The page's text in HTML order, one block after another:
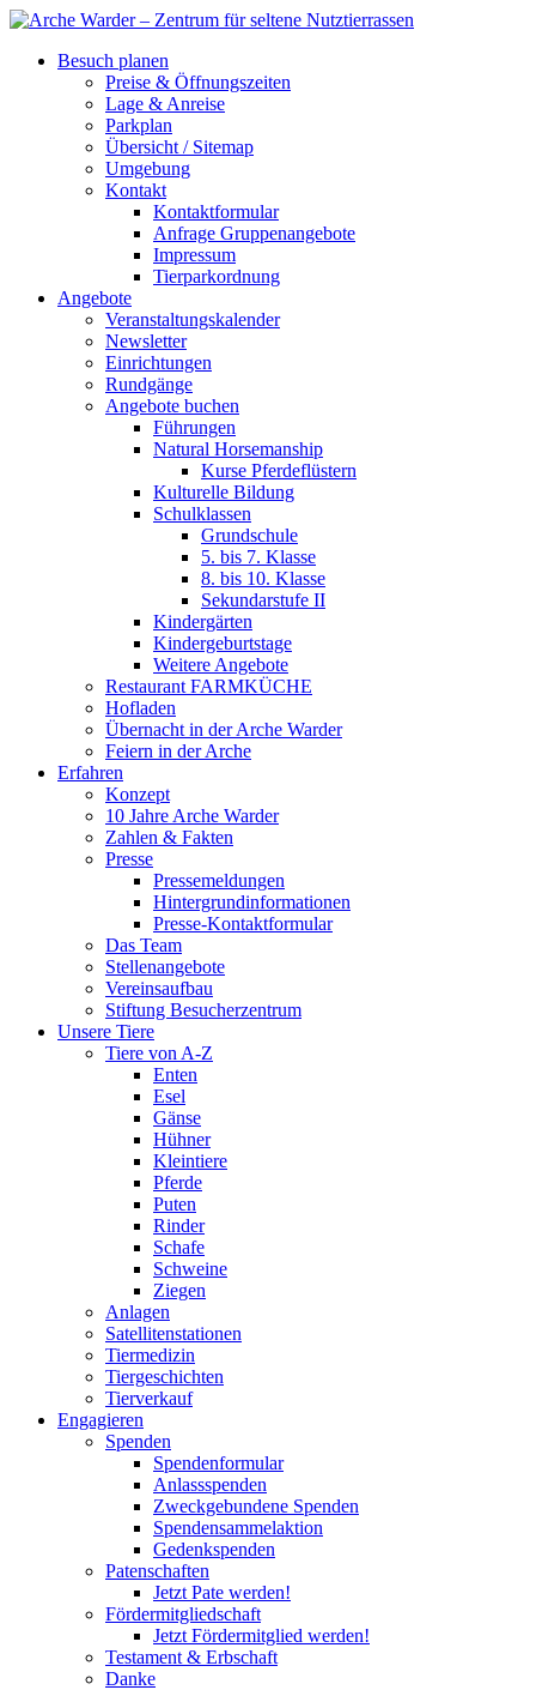
Besuch planen
Preise & Öffnungszeiten
Lage & Anreise
Parkplan
Übersicht / Sitemap
Umgebung
Kontakt
Kontaktformular
Anfrage Gruppenangebote
Impressum
Tierparkordnung
Angebote
Veranstaltungskalender
Newsletter
Einrichtungen
Rundgänge
Angebote buchen
Führungen
Natural Horsemanship
Kurse Pferdeflüstern
Kulturelle Bildung
Schulklassen
Grundschule
5. bis 7. Klasse
8. bis 10. Klasse
Sekundarstufe II
Kindergärten
Kindergeburtstage
Weitere Angebote
Restaurant FARMKÜCHE
Hofladen
Übernacht in der Arche Warder
Feiern in der Arche
Erfahren
Konzept
10 Jahre Arche Warder
Zahlen & Fakten
Presse
Pressemeldungen
Hintergrundinformationen
Presse-Kontaktformular
Das Team
Stellenangebote
Vereinsaufbau
Stiftung Besucherzentrum
Unsere Tiere
Tiere von A-Z
Enten
Esel
Gänse
Hühner
Kleintiere
Pferde
Puten
Rinder
Schafe
Schweine
Ziegen
Anlagen
Satellitenstationen
Tiermedizin
Tiergeschichten
Tierverkauf
Engagieren
Spenden
Spendenformular
Anlassspenden
Zweckgebundene Spenden
Spendensammelaktion
Gedenkspenden
Patenschaften
Jetzt Pate werden!
Fördermitgliedschaft
Jetzt Fördermitglied werden!
Testament & Erbschaft
Danke